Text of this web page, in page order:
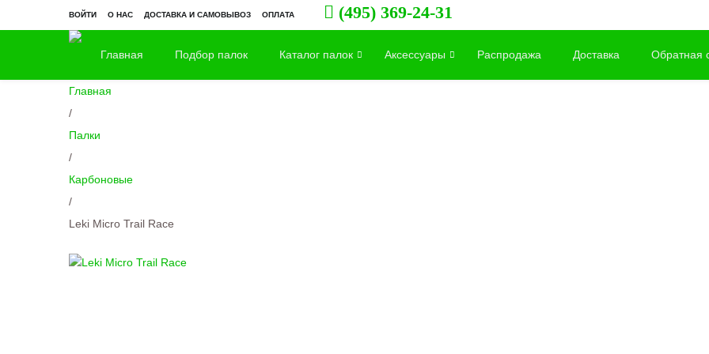
ВОЙТИ О НАС ДОСТАВКА И САМОВЫВОЗ ОПЛАТА (495) 369-24-31
Главная Подбор палок Каталог палок Аксессуары Распродажа Доставка Обратная
Главная
/
Палки
/
Карбоновые
/
Leki Micro Trail Race